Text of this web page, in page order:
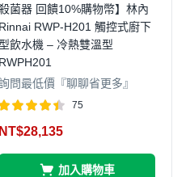
菌器 回饋10%購物幣】林內
Rinnai RWP-H201 觸控式廚下
型飲水機 – 冷熱雙溫型
RWPH201
問最低價『聊聊省更多』
評分4.40
滿分 5
75
NT$28,135
加入購物車